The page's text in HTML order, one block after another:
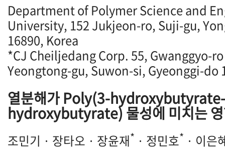
Department of Polymer Science and
University, 152 Jukjeon-ro, Suji-gu,
16890, Korea
*CJ Cheiljedang Corp. 55, Gwanggyo-
Yeongtong-gu, Suwon-si, Gyeonggi-do
열분해가 Poly(3-hydroxybutyrate-
hydroxybutyrate) 물성에 미치는
조민기 · 장타오 · 장윤재* · 정민호* · 이은